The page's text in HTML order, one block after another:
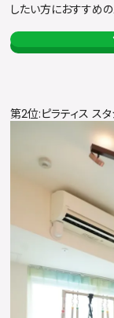
したい方におすすめの
第2位:ピラティス ス